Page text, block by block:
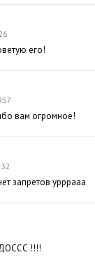
его!
вам огромное!
запретов урррааа
!!!!